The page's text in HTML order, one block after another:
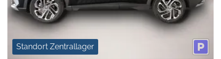
Standort Zentrallager